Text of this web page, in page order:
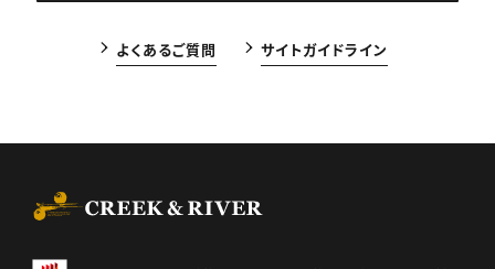
よくあるご質問 サイトガイドライン